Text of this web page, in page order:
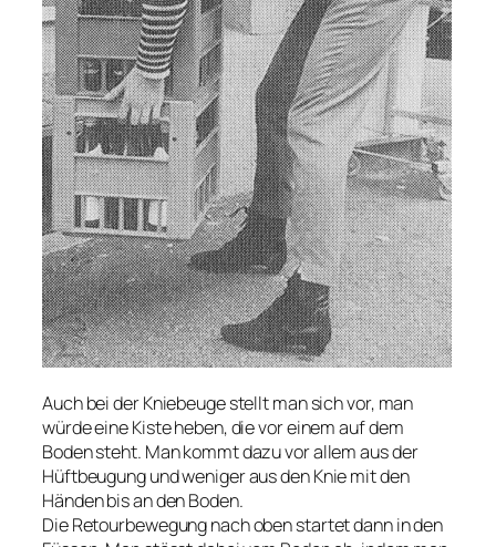
Auch bei der Kniebeuge stellt man sich vor, man
würde eine Kiste heben, die vor einem auf dem
Boden steht. Man kommt dazu vor allem aus der
Hüftbeugung und weniger aus den Knie mit den
Händen bis an den Boden.
Die Retourbewegung nach oben startet dann in den